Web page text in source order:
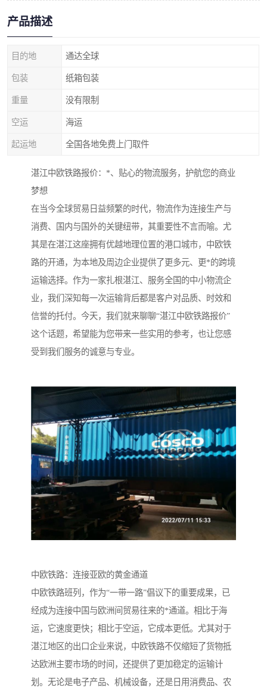
产品描述
目的地 通达全球
包装 纸箱包装
重量 没有限制
空运 海运
起运地 全国各地免费上门取件
湛江中欧铁路报价：*、贴心的物流服务，护航您的商业
梦想
在当今全球贸易日益频繁的时代，物流作为连接生产与
消费、国内与国外的关键纽带，其重要性不言而喻。尤
其是在湛江这座拥有优越地理位置的港口城市，中欧铁
路的开通，为本地及周边企业提供了更多元、更*的跨境
运输选择。作为一家扎根湛江、服务全国的中小物流企
业，我们深知每一次运输背后都是客户对品质、时效和
信誉的托付。今天，我们就来聊聊“湛江中欧铁路报价”
这个话题，希望能为您带来一些实用的参考，也让您感
受到我们服务的诚意与专业。
中欧铁路：连接亚欧的黄金通道
中欧铁路班列，作为“一带一路”倡议下的重要成果，已
经成为连接中国与欧洲间贸易往来的*通道。相比于海
运，它速度更快；相比于空运，它成本更低。尤其对于
湛江地区的出口企业来说，中欧铁路不仅缩短了货物抵
达欧洲主要市场的时间，还提供了更加稳定的运输计
划。无论是电子产品、机械设备，还是日用消费品、农